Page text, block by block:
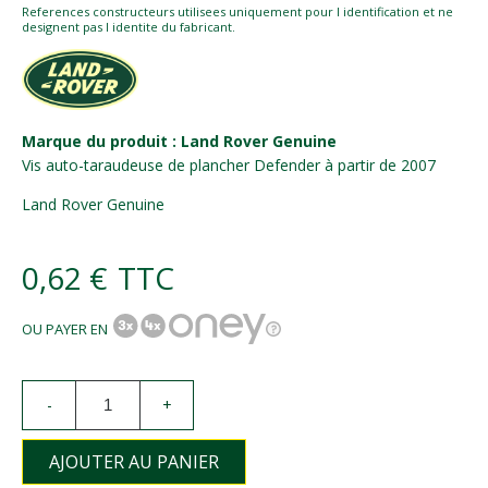
References constructeurs utilisees uniquement pour l identification et ne
designent pas l identite du fabricant.
Marque du produit : Land Rover Genuine
Vis auto-taraudeuse de plancher Defender à partir de 2007
Land Rover Genuine
0,62 € TTC
OU PAYER EN
- +
AJOUTER AU PANIER